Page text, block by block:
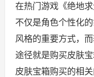
在热门游戏《绝地
不仅是角色个性化
风格的重要方式，
途径就是购买皮肤
皮肤宝箱购买的相关